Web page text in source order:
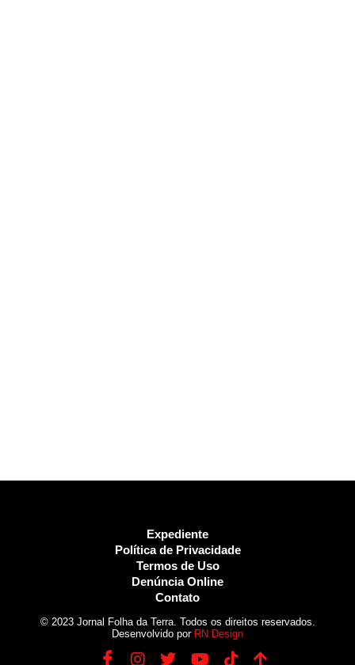
Expediente
Política de Privacidade
Termos de Uso
Denúncia Online
Contato
© 2023 Jornal Folha da Terra. Todos os direitos reservados.
Desenvolvido por RN Design